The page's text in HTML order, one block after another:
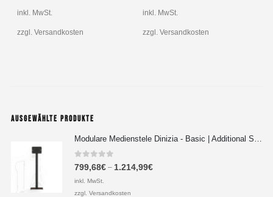
inkl. MwSt.
zzgl. Versandkosten
inkl. MwSt.
zzgl. Versandkosten
AUSGEWÄHLTE PRODUKTE
Modulare Medienstele Dinizia - Basic | Additional Setup
0out of 5
799,68€– 1.214,99€
inkl. MwSt.
zzgl. Versandkosten